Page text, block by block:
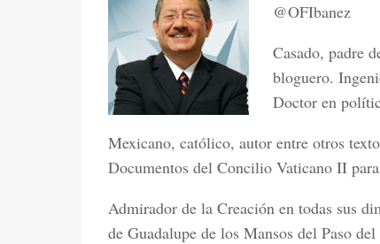
@OFIbanez
Casado, padre
bloguero.
Doctor en
Mexicano, católico, autor entre otros
Documentos del Concilio Vaticano II
Admirador de la Creación en todas sus
de Guadalupe de los Mansos del Paso